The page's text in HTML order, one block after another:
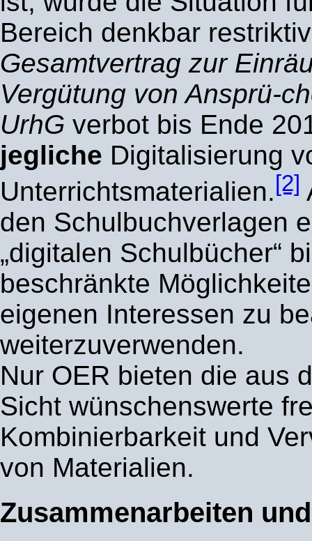
Bereich denkbar
Gesamtvertrag zur
Vergütung von Ansprü-
UrhG verbot bis Ende
jegliche Digitalisierung
Unterrichtsmaterialien. [2]
den Schulbuchverlagen
„digitalen Schulbücher“
beschränkte
eigenen Interessen zu
weiterzuverwenden.
Nur OER bieten die aus
Sicht wünschenswerte
Kombinierbarkeit und
von Materialien.
Zusammenarbeiten